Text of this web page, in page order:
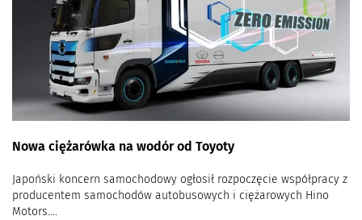
Nowa ciężarówka na wodór od Toyoty
Japoński koncern samochodowy ogłosił rozpoczęcie współpracy z
producentem samochodów autobusowych i ciężarowych Hino
Motors....